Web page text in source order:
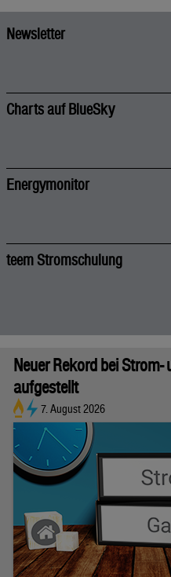
Newsletter
Charts auf BlueSky
Energymonitor
teem Stromschulung
Neuer Rekord bei
aufgestellt
7. August 2026